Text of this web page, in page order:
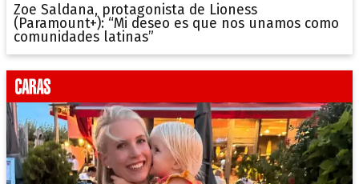
Zoe Saldana, protagonista de Lioness
(Paramount+): “Mi deseo es que nos unamos como
comunidades latinas”